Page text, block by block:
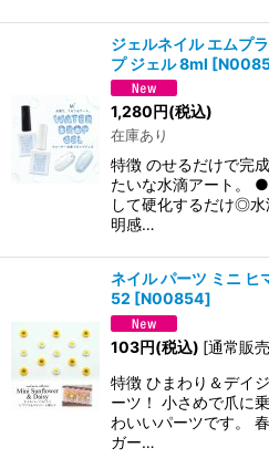
ジェルネイル エムプ
プ ジェル 8ml [
1,280円(税込)
在庫あり
特徴 のせるだけで完
たいな水滴アート。
して硬化するだけ◎
明感…
ネイル パーツ ミニ ヒ
52 [N00854]
103円(税込) [通常販
特徴 ひまわり＆デイ
ーツ！ 小さめで爪に
わいいパーツです。
ガー…